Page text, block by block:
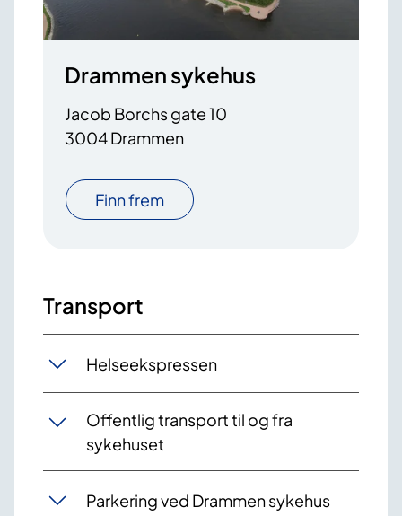
Drammen sykehus
Jacob Borchs gate 10
3004 Drammen
Finn frem
Transport
Helseekspressen
Offentlig transport til og fra
sykehuset
Parkering ved Drammen sykehus